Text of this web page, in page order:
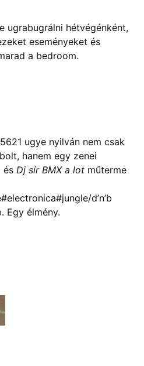
ugrabugrálni hétvégénként,
eseményeket és
a bedroom.
ugye nyilván nem csak
hanem egy zenei
és Dj sír BMX a lot műterme
d’n’b
Egy élmény.